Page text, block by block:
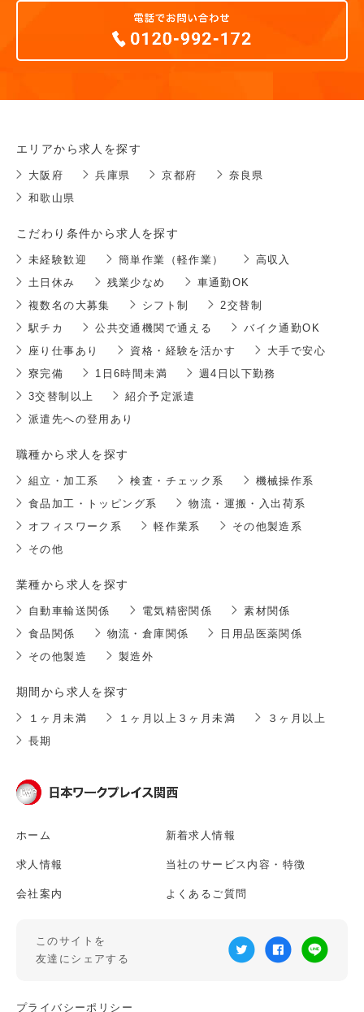
ホーム 新着求人情報
求人情報 当社のサービス内容・特徴
会社案内 よくあるご質問
このサイトを
友達にシェアする
プライバシーポリシー
エリアから求人を探す
大阪府 兵庫県 京都府
奈良県
和歌山県
こだわり条件から求人を探す
未経験歓迎 簡単作業（軽作業）
高収入
土日休み
残業少なめ
車通勤OK
複数名の大募集
シフト制
2交替制
駅チカ
公共交通機関で通える
バイク通勤OK
座り仕事あり
資格・経験を活かす
大手で安心
寮完備
1日6時間未満
週4日以下勤務
3交替制以上
紹介予定派遣
派遣先への登用あり
職種から求人を探す
組立・加工系 検査・チェック系
機械操作系
食品加工・トッピング系
物流・運搬・入出荷系
オフィスワーク系
軽作業系
その他製造系
その他
業種から求人を探す
自動車輸送関係 電気精密関係
素材関係
食品関係
物流・倉庫関係
日用品医薬関係
その他製造
製造外
期間から求人を探す
１ヶ月未満 １ヶ月以上３ヶ月未満
３ヶ月以上
長期